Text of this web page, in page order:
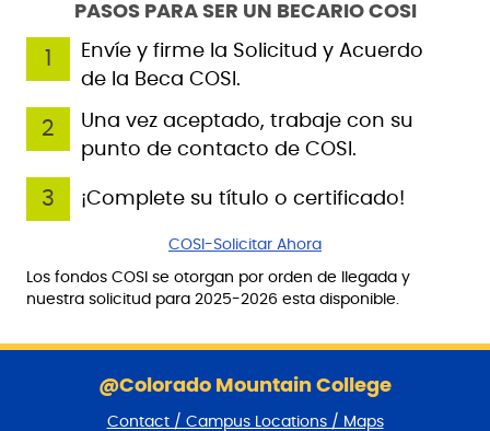
PASOS PARA SER UN BECARIO COSI
1
Envíe y firme la Solicitud y Acuerdo
de la Beca COSI.
2
Una vez aceptado, trabaje con su
punto de contacto de COSI.
3 ¡Complete su título o certificado!
COSI-Solicitar Ahora
Los fondos COSI se otorgan por orden de llegada y
nuestra solicitud para 2025-2026 esta disponible.
@Colorado Mountain College
Contact / Campus Locations / Maps